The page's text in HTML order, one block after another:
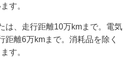
す。
は、走行距離10万kmまで。電気
距離6万kmまで。消耗品を除く
す。